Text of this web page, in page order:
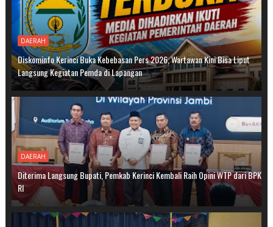
DAERAH
Diskominfo Kerinci Buka Kebebasan Pers 2026, Wartawan Kini Bisa Liput
Langsung Kegiatan Pemda di Lapangan
DAERAH
Diterima Langsung Bupati, Pemkab Kerinci Kembali Raih Opini WTP dari BPK
RI